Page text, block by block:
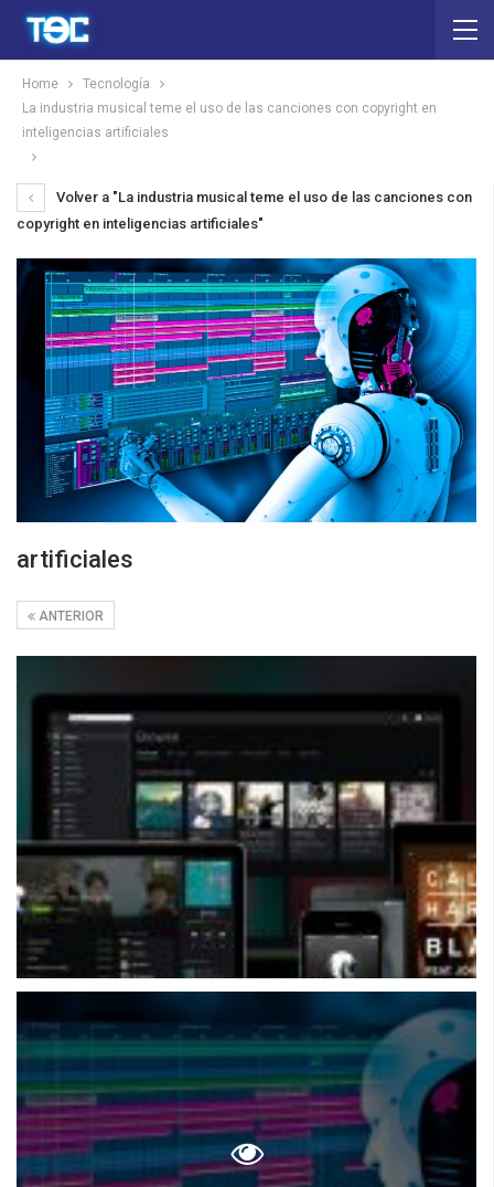
Home
Tecnología
La industria musical teme el uso de las canciones con copyright en
inteligencias artificiales
Volver a "La industria musical teme el uso de las canciones con
copyright en inteligencias artificiales"
artificiales
ANTERIOR